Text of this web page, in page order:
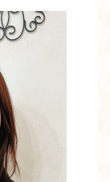
お知らせ